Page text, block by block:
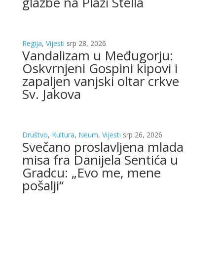
Regija, Vijesti srp 28, 2026
Vandalizam u Međugorju:
Oskvrnjeni Gospini kipovi i
zapaljen vanjski oltar crkve
Sv. Jakova
Društvo, Kultura, Neum, Vijesti srp 26, 2026
Svečano proslavljena mlada
misa fra Danijela Sentića u
Gradcu: „Evo me, mene
pošalji“